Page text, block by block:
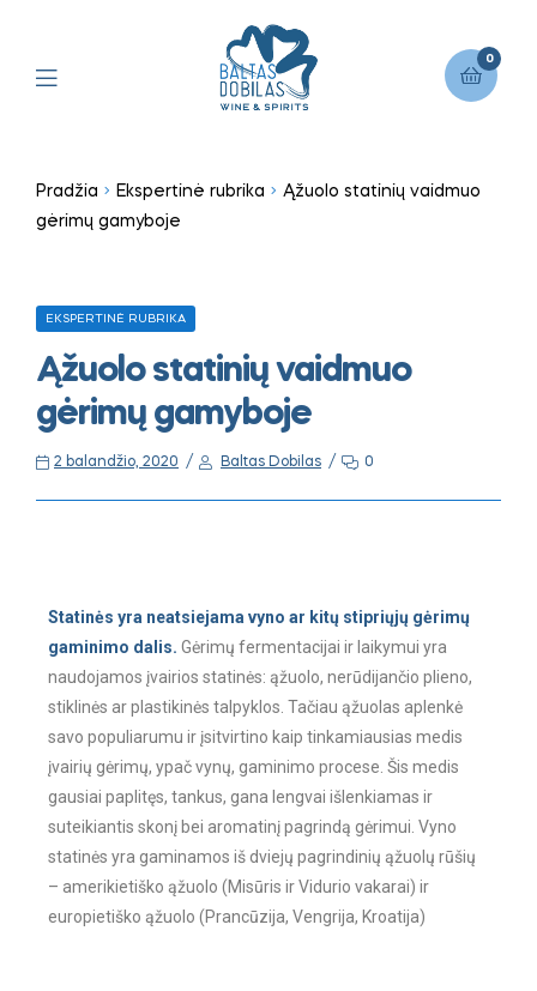
0
Pradžia Ekspertinė rubrika
Ąžuolo statinių vaidmuo
gėrimų gamyboje
EKSPERTINĖ RUBRIKA
Ąžuolo statinių vaidmuo
gėrimų gamyboje
2 balandžio, 2020 Baltas Dobilas 0
Statinės yra neatsiejama vyno ar kitų stipriųjų gėrimų
gaminimo dalis. Gėrimų fermentacijai ir laikymui yra
naudojamos įvairios statinės: ąžuolo, nerūdijančio plieno,
stiklinės ar plastikinės talpyklos. Tačiau ąžuolas aplenkė
savo populiarumu ir įsitvirtino kaip tinkamiausias medis
įvairių gėrimų, ypač vynų, gaminimo procese. Šis medis
gausiai paplitęs, tankus, gana lengvai išlenkiamas ir
suteikiantis skonį bei aromatinį pagrindą gėrimui. Vyno
statinės yra gaminamos iš dviejų pagrindinių ąžuolų rūšių
– amerikietiško ąžuolo (Misūris ir Vidurio vakarai) ir
europietiško ąžuolo (Prancūzija, Vengrija, Kroatija)